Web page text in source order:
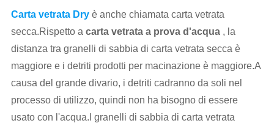
Carta vetrata Dry è anche chiamata carta vetrata
secca.Rispetto a carta vetrata a prova d'acqua , la
distanza tra granelli di sabbia di carta vetrata secca è
maggiore e i detriti prodotti per macinazione è maggiore.A
causa del grande divario, i detriti cadranno da soli nel
processo di utilizzo, quindi non ha bisogno di essere
usato con l'acqua.I granelli di sabbia di carta vetrata